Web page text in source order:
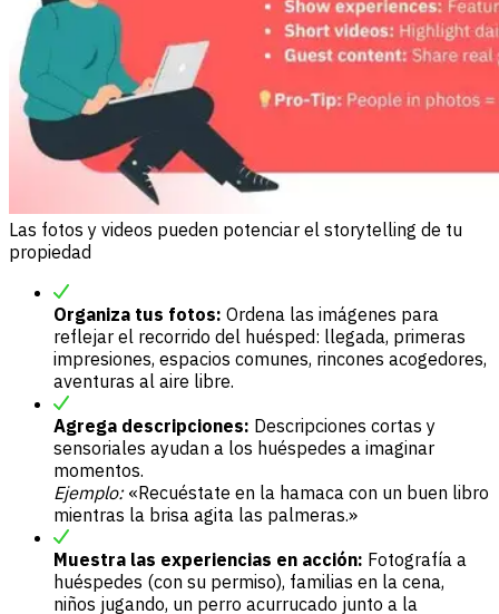
Las fotos y videos pueden potenciar el storytelling de tu
propiedad
Organiza tus fotos: Ordena las imágenes para
reflejar el recorrido del huésped: llegada, primeras
impresiones, espacios comunes, rincones acogedores,
aventuras al aire libre.
Agrega descripciones: Descripciones cortas y
sensoriales ayudan a los huéspedes a imaginar
momentos.
Ejemplo: «Recuéstate en la hamaca con un buen libro
mientras la brisa agita las palmeras.»
Muestra las experiencias en acción: Fotografía a
huéspedes (con su permiso), familias en la cena,
niños jugando, un perro acurrucado junto a la